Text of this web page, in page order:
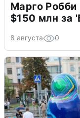
Марго Робби
$150 млн за
8 августа 0